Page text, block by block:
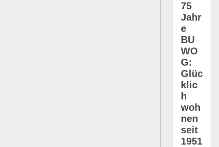
75
Jahr
e
BU
WO
G:
Glüc
klic
h
woh
nen
seit
1951